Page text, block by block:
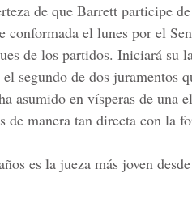
de que Barrett participe
conformada el lunes por el
de los partidos. Iniciará su
el segundo de dos juramentos
asumido en vísperas de una
de manera tan directa con la
es la jueza más joven